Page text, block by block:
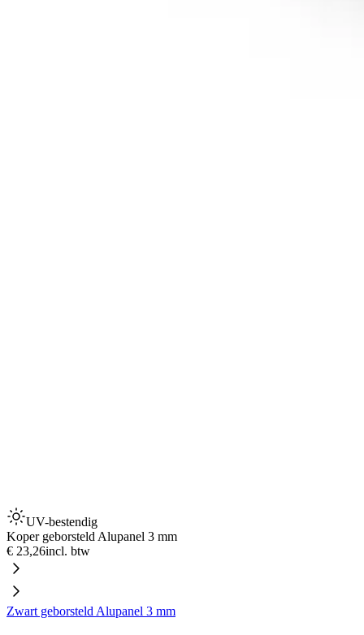
UV-bestendig
Koper geborsteld Alupanel 3 mm
€ 23,26incl. btw
Zwart geborsteld Alupanel 3 mm